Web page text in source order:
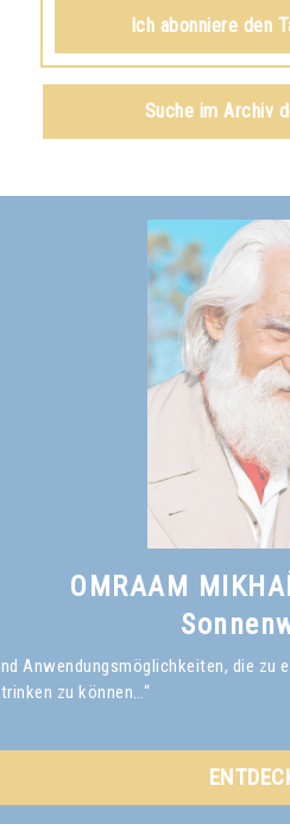
das Licht in euch aufgesogen habt,
Licht in die ganze Welt zu schicken,
Siehe das BuchDas Licht,
Ich abonniere den
Suche im Archiv
OMRAAM
Anwendungsmöglichkeiten, die zu
zu können…“